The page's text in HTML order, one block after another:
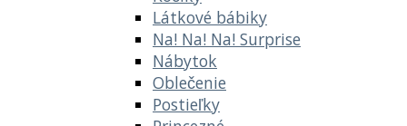
Látkové bábiky
Na! Na! Na! Surprise
Nábytok
Oblečenie
Postieľky